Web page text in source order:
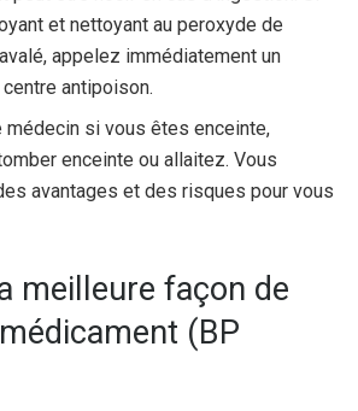
et nettoyant au peroxyde de
appelez immédiatement un
antipoison.
médecin si vous êtes enceinte,
enceinte ou allaitez. Vous
avantages et des risques pour vous
meilleure façon de
(BP